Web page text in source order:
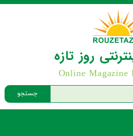
جستجو
روز تازه
Online Magazine